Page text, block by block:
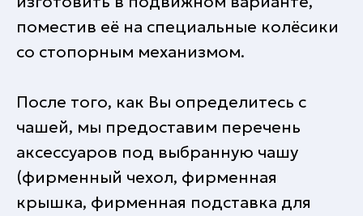
поместив её на специальные колёсики
со стопорным механизмом.
После того, как Вы определитесь с
чашей, мы предоставим перечень
аксессуаров под выбранную чашу
(фирменный чехол, фирменная
крышка, фирменная подставка для